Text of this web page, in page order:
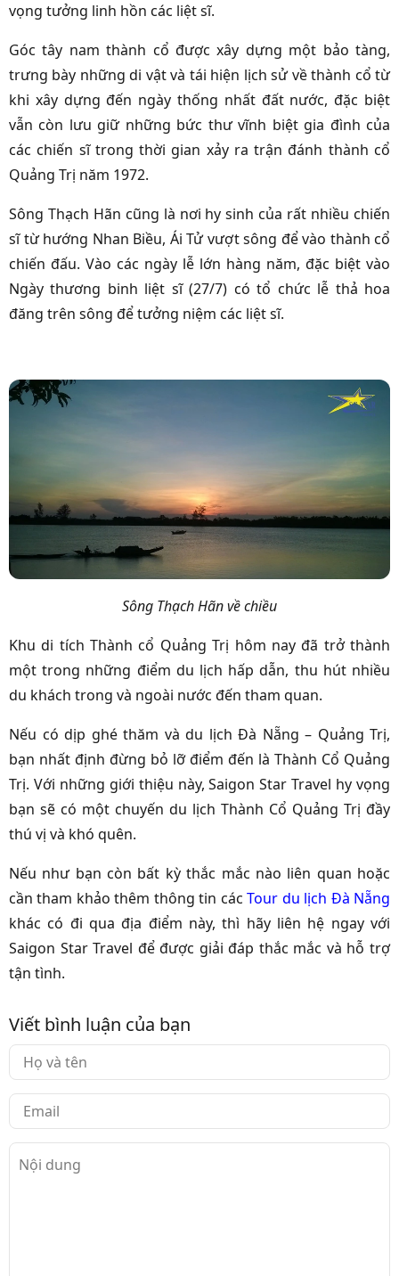
vọng tưởng linh hồn các liệt sĩ.
Góc tây nam thành cổ được xây dựng một bảo tàng,
trưng bày những di vật và tái hiện lịch sử về thành cổ từ
khi xây dựng đến ngày thống nhất đất nước, đặc biệt
vẫn còn lưu giữ những bức thư vĩnh biệt gia đình của
các chiến sĩ trong thời gian xảy ra trận đánh thành cổ
Quảng Trị năm 1972.
Sông Thạch Hãn cũng là nơi hy sinh của rất nhiều chiến
sĩ từ hướng Nhan Biều, Ái Tử vượt sông để vào thành cổ
chiến đấu. Vào các ngày lễ lớn hàng năm, đặc biệt vào
Ngày thương binh liệt sĩ (27/7) có tổ chức lễ thả hoa
đăng trên sông để tưởng niệm các liệt sĩ.
Sông Thạch Hãn về chiều
Khu di tích Thành cổ Quảng Trị hôm nay đã trở thành
một trong những điểm du lịch hấp dẫn, thu hút nhiều
du khách trong và ngoài nước đến tham quan.
Nếu có dịp ghé thăm và du lịch Đà Nẵng – Quảng Trị,
bạn nhất định đừng bỏ lỡ điểm đến là Thành Cổ Quảng
Trị. Với những giới thiệu này,Saigon Star Travel hy vọng
bạn sẽ có một chuyến du lịch Thành Cổ Quảng Trị đầy
thú vị và khó quên.
Nếu như bạn còn bất kỳ thắc mắc nào liên quan hoặc
cần tham khảo thêm thông tin cácTour du lịch Đà Nẵng
khác có đi qua địa điểm này, thì hãy liên hệ ngay với
Saigon Star Travel để được giải đáp thắc mắc và hỗ trợ
tận tình.
Viết bình luận của bạn